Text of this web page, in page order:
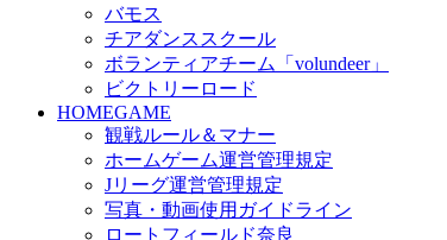
奈良クラブ明治安田Ｊ3リーグ 2026/27
観戦ルール＆マナー
FANCOMMUNITY
2026/27ファンコミュニティ
サポートショップ
GOODS
オフィシャルストア（実店舗）
オンラインストア
ACADEMY
アカデミーについて
バモス
チアダンススクール
ボランティアチーム「volundeer」
ビクトリーロード
HOMEGAME
観戦ルール＆マナー
ホームゲーム運営管理規定
Jリーグ運営管理規定
写真・動画使用ガイドライン
ロートフィールド奈良